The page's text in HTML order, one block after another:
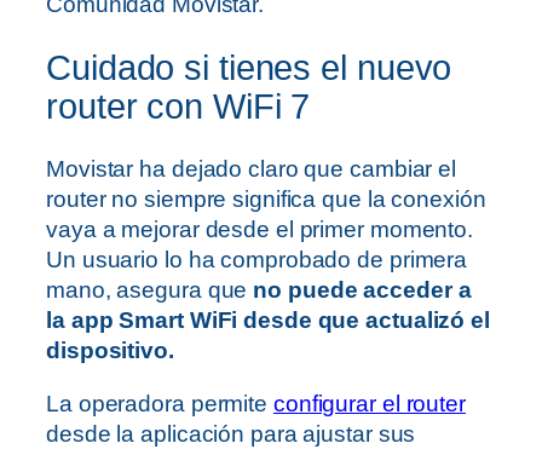
Cuidado si tienes el nuevo
router con WiFi 7
Movistar ha dejado claro que cambiar el
router no siempre significa que la conexión
vaya a mejorar desde el primer momento.
Un usuario lo ha comprobado de primera
mano, asegura que no puede acceder a
la app Smart WiFi desde que actualizó el
dispositivo.
La operadora permite configurar el router
desde la aplicación para ajustar sus